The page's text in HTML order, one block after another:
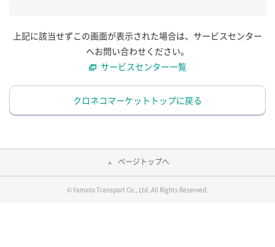
上記に該当せずこの画面が表示された場合は、サービスセンター
へお問い合わせください。
サービスセンター一覧
クロネコマーケットトップに戻る
ページトップへ
© Yamato Transport Co., Ltd. All Rights Reserved.